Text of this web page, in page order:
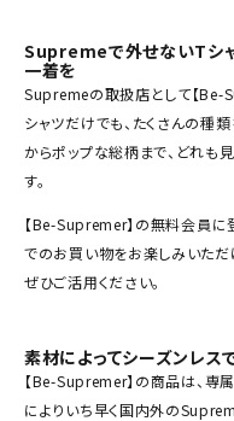
スニーカー・ブーツ
アクセサリー
COLLABORATION
SEASON
ACCOUNT MENU
Supremeで外せないTシャ
一着を
Supremeの取扱店として【Be-
シャツだけでも、たくさんの種
からポップな総柄まで、どれも
す。
【Be-Supremer】の無料会員
でのお買い物をお楽しみいただ
ぜひご活用ください。
素材によってシーズンレス
【Be-Supremer】の商品は、専
によりいち早く国内外の